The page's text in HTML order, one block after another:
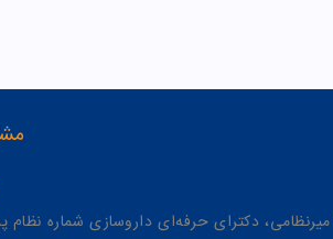
دکترای حرفه‌ای داروسازی شماره نظام پزشکی: د-3247،